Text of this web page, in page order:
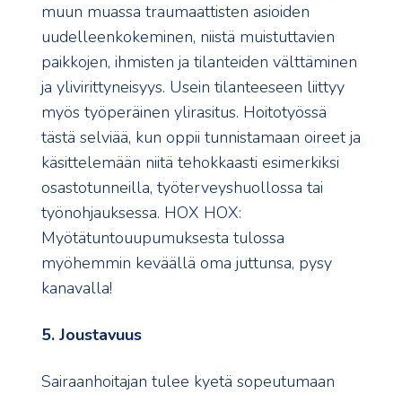
muun muassa traumaattisten asioiden
uudelleenkokeminen, niistä muistuttavien
paikkojen, ihmisten ja tilanteiden välttäminen
ja ylivirittyneisyys. Usein tilanteeseen liittyy
myös työperäinen ylirasitus. Hoitotyössä
tästä selviää, kun oppii tunnistamaan oireet ja
käsittelemään niitä tehokkaasti esimerkiksi
osastotunneilla, työterveyshuollossa tai
työnohjauksessa. HOX HOX:
Myötätuntouupumuksesta tulossa
myöhemmin keväällä oma juttunsa, pysy
kanavalla!
5. Joustavuus
Sairaanhoitajan tulee kyetä sopeutumaan